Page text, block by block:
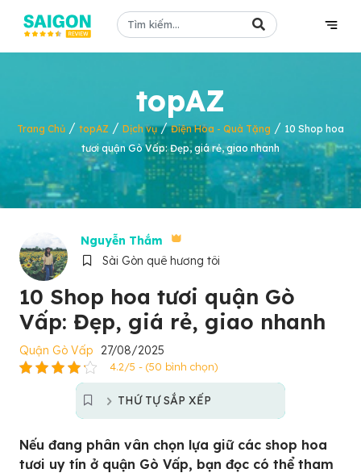
topAZ
Trang Chủ / topAZ / Dịch vụ/Điện Hoa - Quà Tặng / 10 Shop hoa
tươi quận Gò Vấp: Đẹp, giá rẻ, giao nhanh
Nguyễn Thắm
Sài Gòn quê hương tôi
10 Shop hoa tươi quận Gò
Vấp: Đẹp, giá rẻ, giao nhanh
Quận Gò Vấp 27/08/2025
4.2/5 - (50 bình chọn)
THỨ TỰ SẮP XẾP
Nếu đang phân vân chọn lựa giữ các shop hoa
tươi uy tín ở quận Gò Vấp, bạn đọc có thể tham